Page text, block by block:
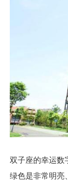
双子座的幸运数
绿色是非常明亮